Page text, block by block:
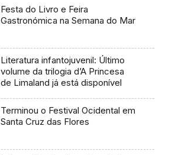
Festa do Livro e Feira
Gastronómica na Semana do Mar
Literatura infantojuvenil: Último
volume da trilogia d’A Princesa
de Limaland já está disponível
Terminou o Festival Ocidental em
Santa Cruz das Flores